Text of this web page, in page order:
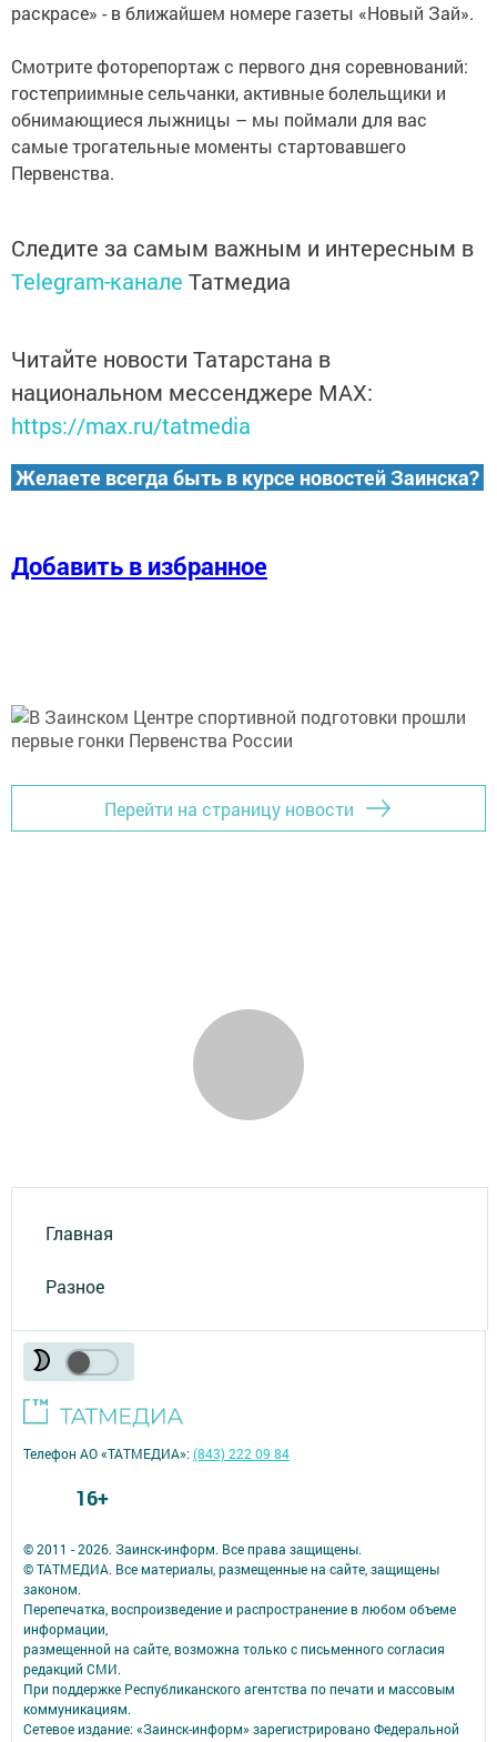
раскрасе» - в ближайшем номере газеты «Новый Зай».
Смотрите фоторепортаж с первого дня соревнований:
гостеприимные сельчанки, активные болельщики и
обнимающиеся лыжницы – мы поймали для вас
самые трогательные моменты стартовавшего
Первенства.
Следите за самым важным и интересным в
Telegram-канале Татмедиа
Читайте новости Татарстана в
национальном мессенджере MАХ:
https://max.ru/tatmedia
Желаете всегда быть в курсе новостей Заинска?
Добавить в избранное
Перейти на страницу новости
Главная
Разное
© 2011 - 2026. Заинск-информ. Все права защищены.
© ТАТМЕДИА. Все материалы, размещенные на сайте, защищены
законом.
Перепечатка, воспроизведение и распространение в любом объеме
информации,
размещенной на сайте, возможна только с письменного согласия
редакций СМИ.
При поддержке Республиканского агентства по печати и массовым
коммуникациям.
Сетевое издание: «Заинск-информ» зарегистрировано Федеральной
Телефон АО «ТАТМЕДИА»:(843) 222 09 84
16+